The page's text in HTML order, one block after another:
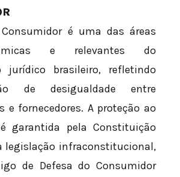
é uma das áreas
e relevantes do
jurídico brasileiro, refletindo
de desigualdade entre
e fornecedores. A proteção ao
garantida pela Constituição
legislação infraconstitucional,
de Defesa do Consumidor